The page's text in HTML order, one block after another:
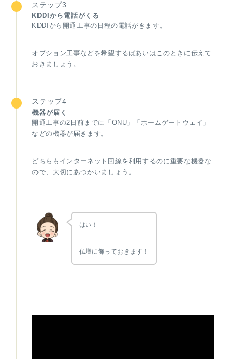
ステップ3
KDDIから電話がくる
KDDIから開通工事の日程の電話がきます。
オプション工事などを希望するばあいはこのときに伝えて
おきましょう。
ステップ4
機器が届く
開通工事の2日前までに「ONU」「ホームゲートウェイ」
などの機器が届きます。
どちらもインターネット回線を利用するのに重要な機器な
ので、大切にあつかいましょう。
はい！
仏壇に飾っておきます！